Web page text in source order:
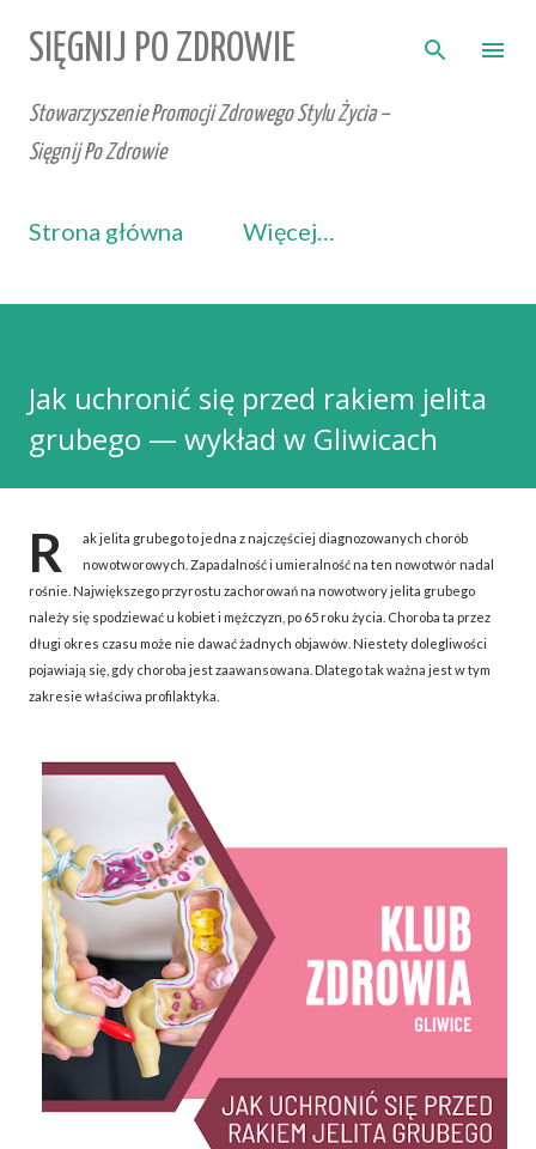
Przejdź do głównej zawartości
SIĘGNIJ PO ZDROWIE
Stowarzyszenie Promocji Zdrowego Stylu Życia –
Sięgnij Po Zdrowie
Strona główna Więcej…
Jak uchronić się przed rakiem jelita
grubego — wykład w Gliwicach
R
ak jelita grubego to jedna z najczęściej diagnozowanych chorób
nowotworowych. Zapadalność i umieralność na ten nowotwór nadal
rośnie. Największego przyrostu zachorowań na nowotwory jelita grubego
należy się spodziewać u kobiet i mężczyzn, po 65 roku życia. Choroba ta przez
długi okres czasu może nie dawać żadnych objawów. Niestety dolegliwości
pojawiają się, gdy choroba jest zaawansowana. Dlatego tak ważna jest w tym
zakresie właściwa profilaktyka.